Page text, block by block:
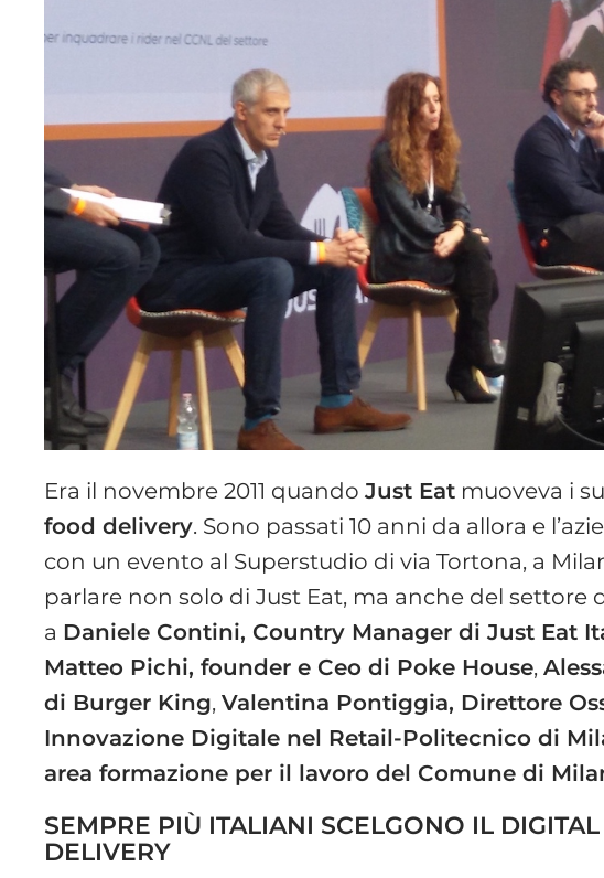
Era il novembre 2011 quandoJust Eat muoveva i
food delivery. Sono passati 10 anni da allora e
con un evento al Superstudio di via Tortona, a
parlare non solo di Just Eat, ma anche del
a Daniele Contini, Country Manager di Just Eat
Matteo Pichi, founder e Ceo di Poke House,
di Burger King,Valentina Pontiggia, Direttore
Innovazione Digitale nel Retail-Politecnico di
area formazione per il lavoro del Comune di
SEMPRE PIÙ ITALIANI SCELGONO IL
DELIVERY